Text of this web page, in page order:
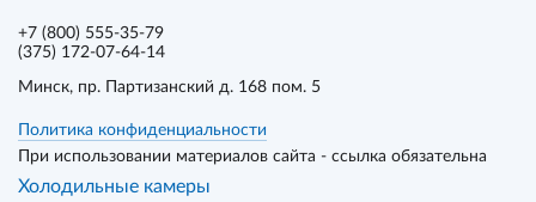
+7 (800) 555-35-79
(375) 172-07-64-14
Минск, пр. Партизанский д. 168 пом. 5
Политика конфиденциальности
При использовании материалов сайта - ссылка обязательна
Холодильные камеры